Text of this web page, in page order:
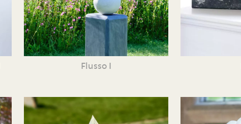
Flusso I